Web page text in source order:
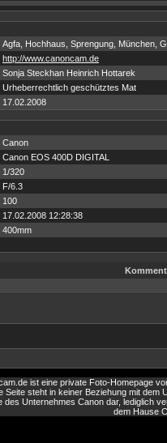
Agfa, Hochhaus, Sprengung, München,
http://www.canoncam.de
Sonja Steckhan Heinrich Hottarek
Urheberrechtlich geschütztes Mat
17.02.2008
Canon
Canon EOS 400D DIGITAL
1/320
F/6.3
100
17.02.2008 12:28:38
400mm
ist eine private Foto-Homepage
Seite steht in keiner Beziehung mit dem
des Unternehmes Canon dar, lediglich
dem Hause